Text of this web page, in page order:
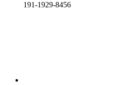
191-1929-8456